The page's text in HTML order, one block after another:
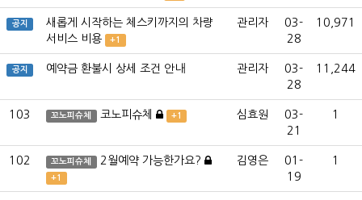
공지
새롭게 시작하는 체스키까지의 차량
서비스 비용
+1
관리자
03-
28
10,971
공지 예약금 환불시 상세 조건 안내 관리자
03-
28
11,244
103 꼬노피슈체 코노피슈체 +1 심효원
03-
21
1
102 꼬노피슈체 2월예약 가능한가요?
+1
김영은
01-
19
1